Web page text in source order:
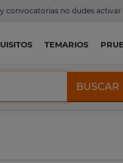
convocatorias no dudes activar
TEMARIOS
BUSCAR